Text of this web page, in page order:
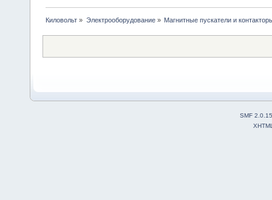
Киловольт » Электрооборудование» Магнитные пускатели и
SMF 2.0.15